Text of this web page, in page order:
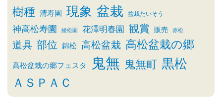
樹種 清寿園 現象 盆栽 盆栽たいそう
神高松寿園 綾松園 花澤明春園 観賞 販売 赤松
道具 部位 錦松 高松盆栽 高松盆栽の郷
高松盆栽の郷フェスタ 鬼無 鬼無町 黒松
ＡＳＰＡＣ